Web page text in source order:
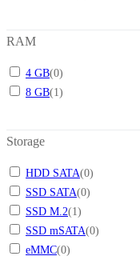
RAM
4 GB(0)
8 GB(1)
Storage
HDD SATA(0)
SSD SATA(0)
SSD M.2(1)
SSD mSATA(0)
eMMC(0)